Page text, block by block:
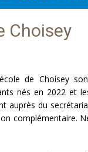
Choisey
de Choisey
nés en 2022 et
auprès du
complémentaire.